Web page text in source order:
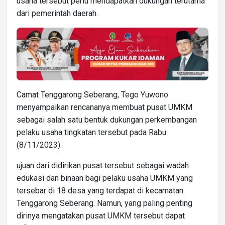
dari pemerintah daerah.
Camat Tenggarong Seberang, Tego Yuwono
menyampaikan rencananya membuat pusat UMKM
sebagai salah satu bentuk dukungan perkembangan
pelaku usaha tingkatan tersebut pada Rabu
(8/11/2023).
ujuan dari didirikan pusat tersebut sebagai wadah
edukasi dan binaan bagi pelaku usaha UMKM yang
tersebar di 18 desa yang terdapat di kecamatan
Tenggarong Seberang. Namun, yang paling penting
dirinya mengatakan pusat UMKM tersebut dapat